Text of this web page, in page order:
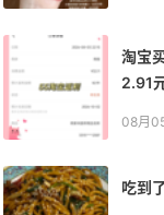
淘宝
2.91
08月
吃到